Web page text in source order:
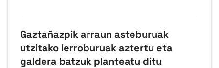
Gaztañazpik arraun asteburuak
utzitako lerroburuak aztertu eta
galdera batzuk planteatu ditu